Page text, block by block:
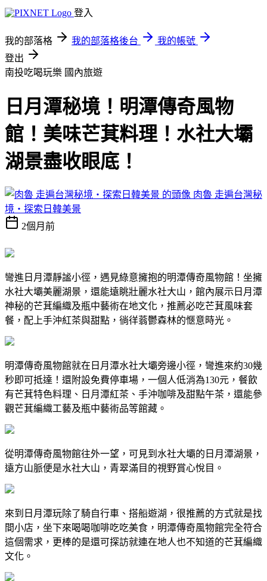
登入
我的部落格 我的部落格後台
我的帳號
登出
南投吃喝玩樂 國內旅遊
日月潭秘境！明潭傳奇風物
館！美味芒萁料理！水社大壩
湖景盡收眼底！
肉魯 走遍台灣秘
境・探索日韓美景
2個月前
彎進日月潭靜謐小徑，遇見綠意擁抱的明潭傳奇風物館！坐擁
水社大壩美麗湖景，還能遠眺壯麗水社大山，館內展示日月潭
神秘的芒萁編織及瓶中藝術在地文化，推薦必吃芒萁風味套
餐，配上手沖紅茶與甜點，徜徉蓊鬱森林的愜意時光。
明潭傳奇風物館就在日月潭水社大壩旁邊小徑，彎進來約30幾
秒即可抵達！還附設免費停車場，一個人低消為130元，餐飲
有芒萁特色料理、日月潭紅茶、手沖咖啡及甜點午茶，還能參
觀芒萁編織工藝及瓶中藝術品等館藏。
從明潭傳奇風物館往外一望，可見到水社大壩的日月潭湖景，
遠方山脈便是水社大山，青翠滿目的視野賞心悅目。
來到日月潭玩除了騎自行車、搭船遊湖，很推薦的方式就是找
間小店，坐下來喝喝咖啡吃吃美食，明潭傳奇風物館完全符合
這個需求，更棒的是還可探訪就連在地人也不知道的芒萁編織
文化。